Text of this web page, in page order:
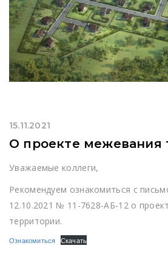
15.11.2021
О проекте межевания
Уважаемые коллеги,
Рекомендуем ознакомиться с
12.10.2021 № 11-7628-АБ-12 о
территории.
Ознакомиться Скачать